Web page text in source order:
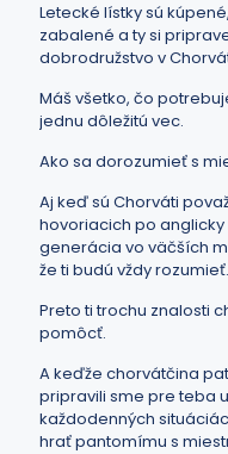
Letecké lístky sú
zabalené a ty si
dobrodružstvo v
Máš všetko, čo
jednu dôležitú vec.
Ako sa dorozumieť s
Aj keď sú Chorváti
hovoriacich po
generácia vo väčších
že ti budú vždy rozumieť.
Preto ti trochu znalosti
pomôcť.
A keďže chorvátčina
pripravili sme pre teba
každodenných
hrať pantomímu s